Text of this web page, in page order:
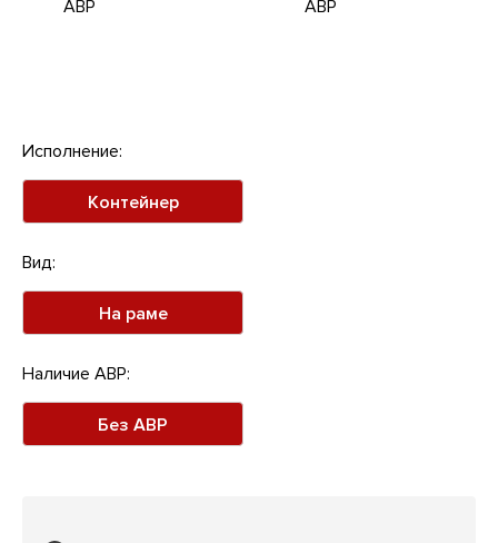
Исполнение:
Контейнер
Вид:
На раме
Наличие АВР:
Без АВР